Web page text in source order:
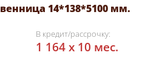
14*138*5100 мм.
В кредит/рассрочку:
1 164 x 10 мес.